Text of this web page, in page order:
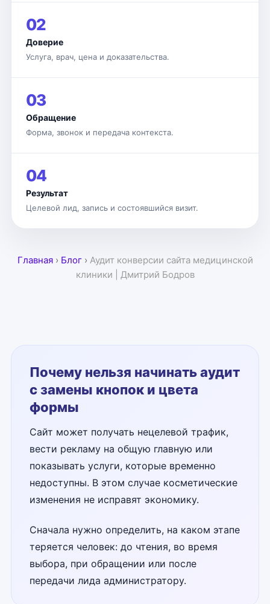
02
Доверие
Услуга, врач, цена и доказательства.
03
Обращение
Форма, звонок и передача контекста.
04
Результат
Целевой лид, запись и состоявшийся визит.
Главная› Блог› Аудит конверсии сайта медицинской
клиники | Дмитрий Бодров
Почему нельзя начинать аудит
с замены кнопок и цвета
формы
Сайт может получать нецелевой трафик,
вести рекламу на общую главную или
показывать услуги, которые временно
недоступны. В этом случае косметические
изменения не исправят экономику.
Сначала нужно определить, на каком этапе
теряется человек: до чтения, во время
выбора, при обращении или после
передачи лида администратору.